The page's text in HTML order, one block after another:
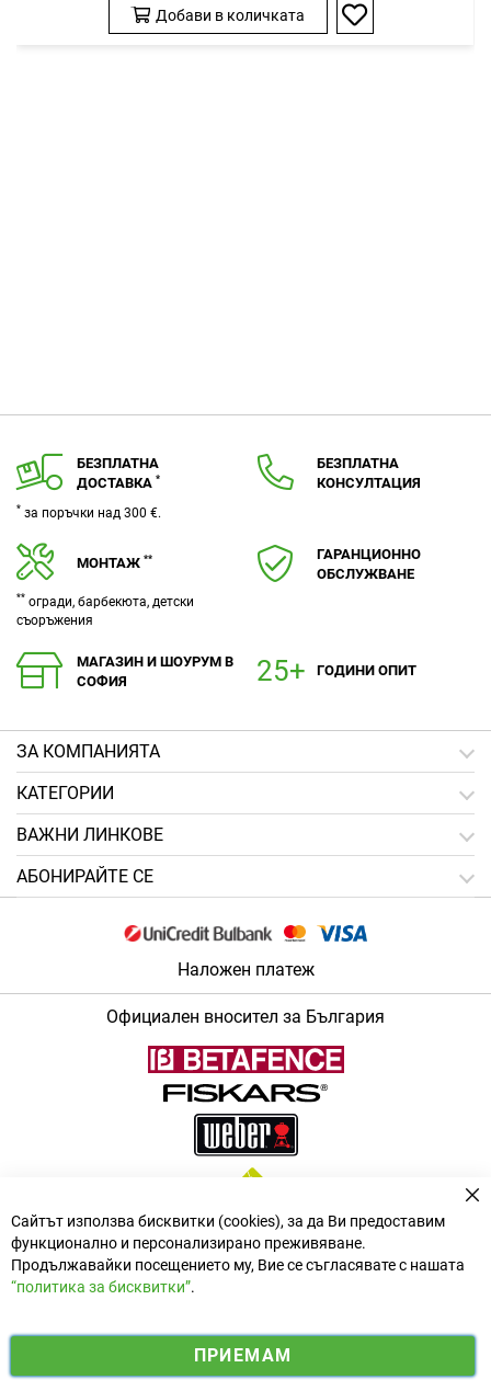
Добави в количката
Добави
БЕЗПЛАТНА
ДОСТАВКА *
* за поръчки над 300 €.
БЕЗПЛАТНА
КОНСУЛТАЦИЯ
МОНТАЖ **
** огради, барбекюта, детски
съоръжения
ГАРАНЦИОННО
ОБСЛУЖВАНЕ
МАГАЗИН И ШОУРУМ В
СОФИЯ
ГОДИНИ ОПИТ
ЗA КОМПАНИЯТА
КАТЕГОРИИ
ВАЖНИ ЛИНКОВЕ
АБОНИРАЙТЕ СЕ
Наложен платеж
Официален вносител за България
f
i
n
y
o
Електронен магазин
Сайтът използва бисквитки (cookies), за да Ви предоставим
функционално и персонализирано преживяване.
Продължавайки посещението му, Вие се съгласявате с нашата
“политика за бисквитки”.
ПРИЕМАМ